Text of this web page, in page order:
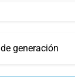
generación